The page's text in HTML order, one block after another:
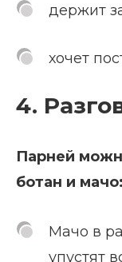
держит
хочет
4.
Парней
ботан и мачо:
Мачо в
упустят